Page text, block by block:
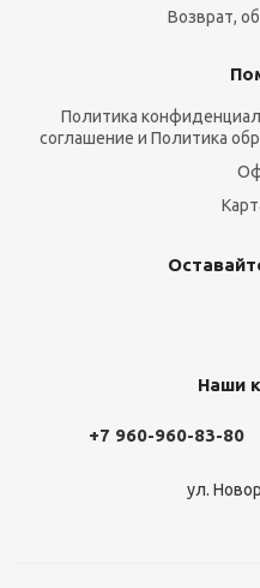
Возврат,
Политика
соглашение и Политика
Наши
+7 960-960-83-80
ул.